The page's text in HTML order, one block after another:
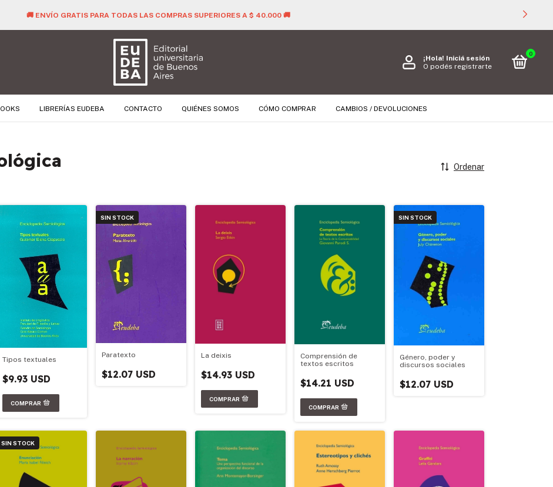
🚚 ENVÍO GRATIS PARA TODAS LAS COMPRAS SUPERIORES A $ 40.000 🚚
¡Hola! Iniciá sesión
O podés registrarte
0
LIBRERÍAS EUDEBA CONTACTO QUIÉNES SOMOS CÓMO COMPRAR CAMBIOS / DEVOLUCIONES
Ordenar
Tipos textuales
$9.93 USD
SIN STOCK
Paratexto
$12.07 USD
La deixis
$14.93 USD
Comprensión de
textos escritos
$14.21 USD
SIN STOCK
Género, poder y
discursos sociales
$12.07 USD
SIN STOCK